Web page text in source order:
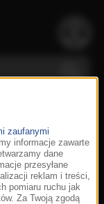
zaufanymi
informacje zawarte
dane
przesyłane
reklam i treści,
pomiaru ruchu jak
Za Twoją zgodą